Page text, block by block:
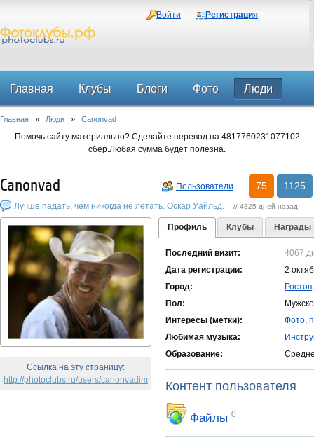
Войти Регистрация
Главная Клубы Блоги Фото Люди
Форум
Главная » Люди » Canonvad
Помочь сайту материально? Сделайте перевод на 4817760231077102
сбер.Любая сумма будет полезна.
75 1125
Пользователи
Canonvad
Лучше падать, чем никогда не летать. Оскар Уайльд. // 4325 дней назад
Ссылка на эту страницу:
http://photoclubs.ru/users/canonvadim
Профиль Клубы Награды
Последний визит:
4067
Дата регистрации:
2
Город:
Ростов
Пол:
Интересы (метки):
Фото,
Любимая музыка:
Образование:
Контент пользователя
Файлы 0